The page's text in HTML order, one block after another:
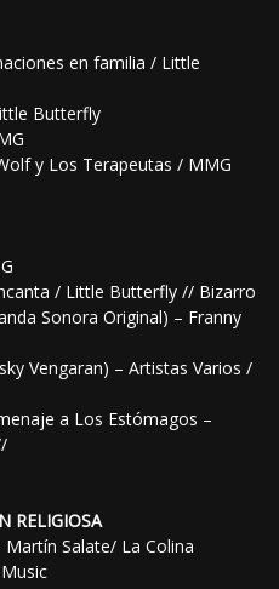
en familia / Little
Butterfly
y Los Terapeutas / MMG
/ Little Butterfly // Bizarro
Sonora Original) – Franny
Vengaran) – Artistas Varios /
a Los Estómagos –
RELIGIOSA
Salate/ La Colina